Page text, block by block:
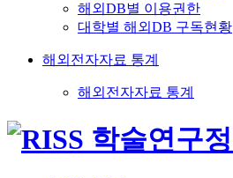
해외DB별 이용권한
대학별 해외DB 구독현황
해외전자자료 통계
해외전자자료 통계